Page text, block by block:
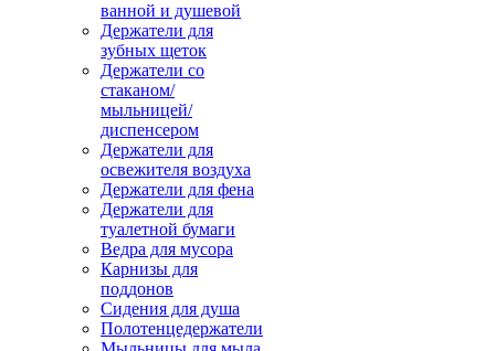
ванной и душевой
Держатели для
зубных щеток
Держатели со
стаканом/
мыльницей/
диспенсером
Держатели для
освежителя воздуха
Держатели для фена
Держатели для
туалетной бумаги
Ведра для мусора
Карнизы для
поддонов
Сидения для душа
Полотенцедержатели